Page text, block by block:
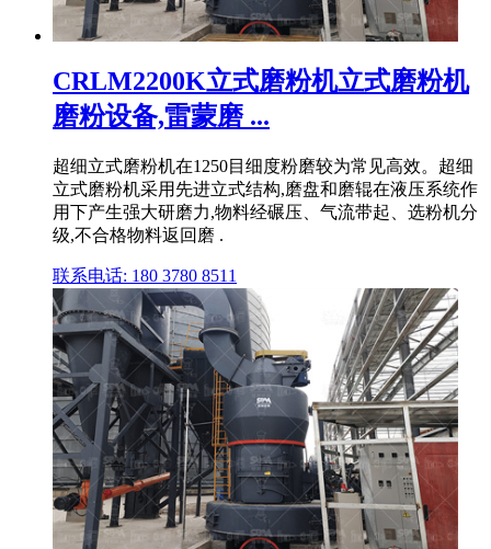
CRLM2200K立式磨粉机立式磨粉机
磨粉设备,雷蒙磨 ...
超细立式磨粉机在1250目细度粉磨较为常见高效。超细
立式磨粉机采用先进立式结构,磨盘和磨辊在液压系统作
用下产生强大研磨力,物料经碾压、气流带起、选粉机分
级,不合格物料返回磨 .
联系电话: 180 3780 8511